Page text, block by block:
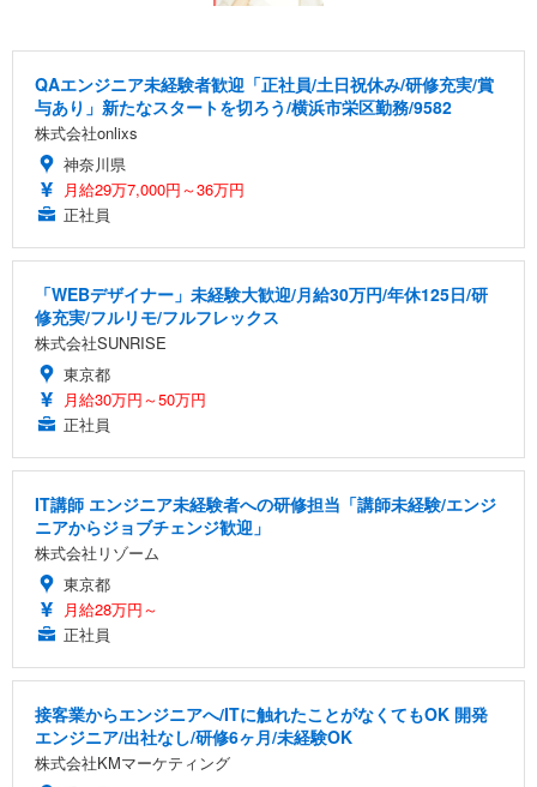
QAエンジニア未経験者歓迎「正社員/土日祝休み/研修充実/賞
与あり」新たなスタートを切ろう/横浜市栄区勤務/9582
株式会社onlixs
神奈川県
月給29万7,000円～36万円
正社員
「WEBデザイナー」未経験大歓迎/月給30万円/年休125日/研
修充実/フルリモ/フルフレックス
株式会社SUNRISE
東京都
月給30万円～50万円
正社員
IT講師 エンジニア未経験者への研修担当「講師未経験/エンジ
ニアからジョブチェンジ歓迎」
株式会社リゾーム
東京都
月給28万円～
正社員
接客業からエンジニアへ/ITに触れたことがなくてもOK 開発
エンジニア/出社なし/研修6ヶ月/未経験OK
株式会社KMマーケティング